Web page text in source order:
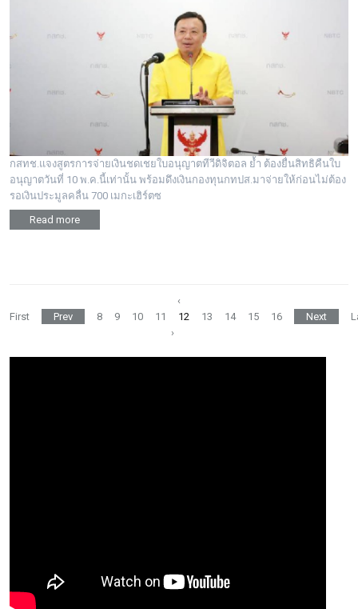
กสทช.แจงสูตรการจ่ายเงินชดเชยใบอนุญาตทีวีดิจิตอล ย้ำ ต้องยื่นสิทธิคืนใบ
อนุญาตวันที่ 10 พ.ค.นี้เท่านั้น พร้อมดึงเงินกองทุนกทปส.มาจ่ายให้ก่อนไม่ต้อง
รอเงินประมูลคลื่น 700 เมกะเฮิร์ตซ
Read more
‹
First
Prev 8 9 10 11 12 13 14 15 16 Next
›